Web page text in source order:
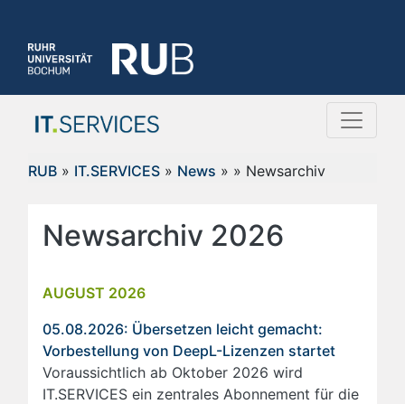
RUB » IT.SERVICES » News » » Newsarchiv
Newsarchiv 2026
AUGUST 2026
05.08.2026: Übersetzen leicht gemacht:
Vorbestellung von DeepL-Lizenzen startet
Voraussichtlich ab Oktober 2026 wird
IT.SERVICES ein zentrales Abonnement für die